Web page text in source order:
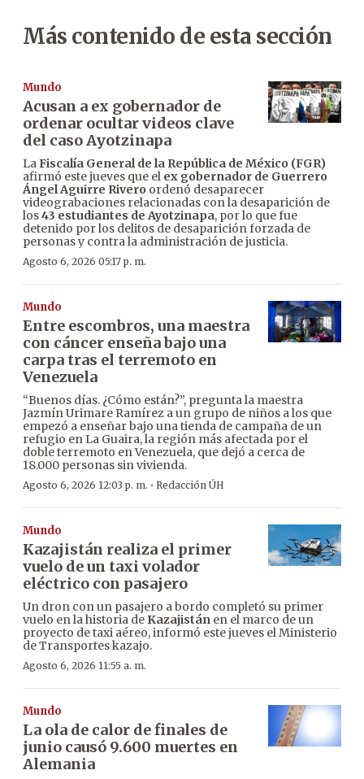
Más contenido de esta sección
Mundo
Acusan a ex gobernador de
ordenar ocultar videos clave
del caso Ayotzinapa
LaFiscalía General de la República de México (FGR)
afirmó este jueves que el ex gobernador de Guerrero
Ángel Aguirre Rivero ordenó desaparecer
videograbaciones relacionadas con la desaparición de
los43 estudiantes de Ayotzinapa, por lo que fue
detenido por los delitos de desaparición forzada de
personas y contra la administración de justicia.
Agosto 6, 2026 05:17 p. m.
Mundo
Entre escombros, una maestra
con cáncer enseña bajo una
carpa tras el terremoto en
Venezuela
“Buenos días. ¿Cómo están?”, pregunta la maestra
Jazmín Urimare Ramírez a un grupo de niños a los que
empezó a enseñar bajo una tienda de campaña de un
refugio en La Guaira, la región más afectada por el
doble terremoto en Venezuela, que dejó a cerca de
18.000 personas sin vivienda.
Agosto 6, 2026 12:03 p. m. · Redacción ÚH
Mundo
Kazajistán realiza el primer
vuelo de un taxi volador
eléctrico con pasajero
Un dron con un pasajero a bordo completó su primer
vuelo en la historia de Kazajistán en el marco de un
proyecto de taxi aéreo, informó este jueves el Ministerio
de Transportes kazajo.
Agosto 6, 2026 11:55 a. m.
Mundo
La ola de calor de finales de
junio causó 9.600 muertes en
Alemania